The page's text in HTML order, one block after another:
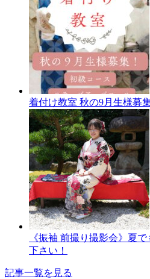
着付け教室 秋の9月生様募
《振袖 前撮り撮影会》夏
下さい！
記事一覧を見る